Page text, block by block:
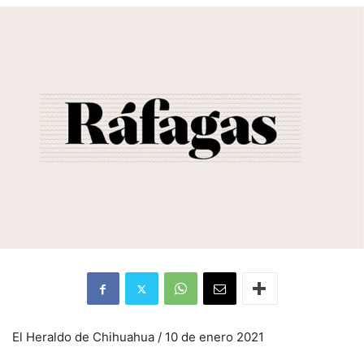
El Heraldo de Chihuahua / 10 de enero 2021